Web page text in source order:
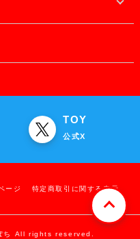
TOY
公式X
ージ 特定商取引に関する表示
ち All rights reserved.